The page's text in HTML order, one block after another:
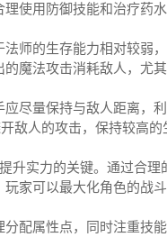
使用防御技能和治疗药
师的生存能力相对较弱
魔法攻击消耗敌人，尤
尽量保持与敌人距离，
敌人的攻击，保持较高的
升实力的关键。通过合理
家可以最大化角色的战
配属性点，同时注重技